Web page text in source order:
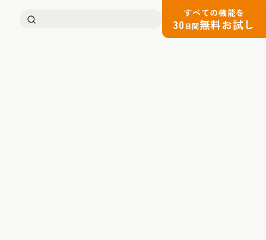
検
すべての機能を
30 日間無料お試し